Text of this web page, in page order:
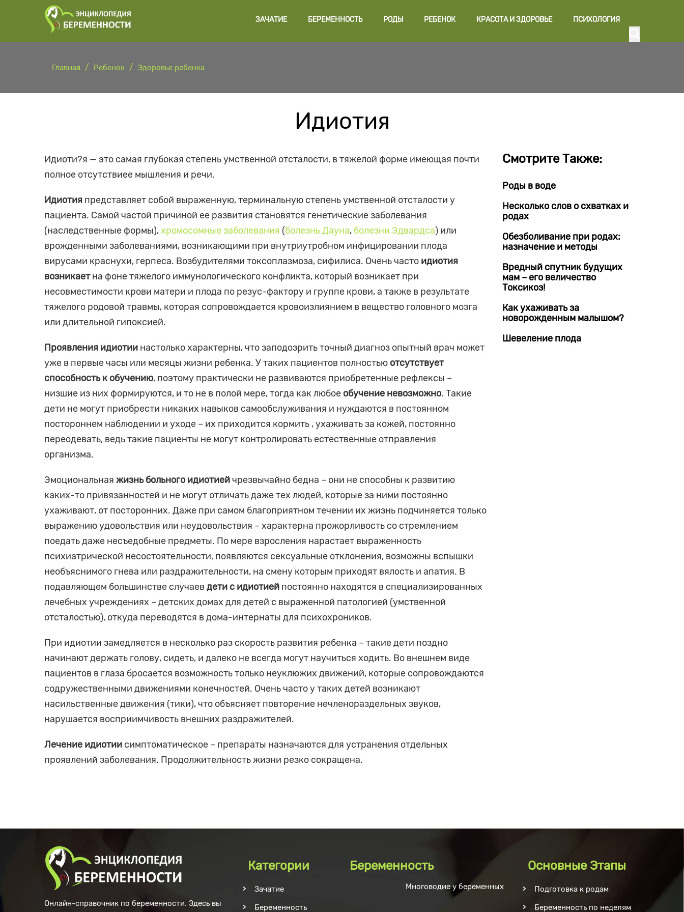
ЗАЧАТИЕ БЕРЕМЕННОСТЬ РОДЫ РЕБЕНОК КРАСОТА И ЗДОРОВЬЕ ПСИХОЛОГИЯ
Главная Ребенок Здоровье ребенка
Идиотия
Идиоти?я — это самая глубокая степень умственной отсталости, в тяжелой форме имеющая почти
полное отсутствиее мышления и речи.
Идиотия представляет собой выраженную, терминальную степень умственной отсталости у
пациента. Самой частой причиной ее развития становятся генетические заболевания
(наследственные формы),хромосомные заболевания (болезнь Дауна, болезни Эдвардса) или
врожденными заболеваниями, возникающими при внутриутробном инфицировании плода
вирусами краснухи, герпеса. Возбудителями токсоплазмоза, сифилиса. Очень часто идиотия
возникаетна фоне тяжелого иммунологического конфликта, который возникает при
несовместимости крови матери и плода по резус-фактору и группе крови, а также в результате
тяжелого родовой травмы, которая сопровождается кровоизлиянием в вещество головного мозга
или длительной гипоксией.
Проявления идиотии настолько характерны, что заподозрить точный диагноз опытный врач может
уже в первые часы или месяцы жизни ребенка. У таких пациентов полностью отсутствует
способность к обучению, поэтому практически не развиваются приобретенные рефлексы –
низшие из них формируются, и то не в полой мере, тогда как любое обучение невозможно. Такие
дети не могут приобрести никаких навыков самообслуживания и нуждаются в постоянном
постороннем наблюдении и уходе – их приходится кормить , ухаживать за кожей, постоянно
переодевать, ведь такие пациенты не могут контролировать естественные отправления
организма.
Эмоциональная жизнь больного идиотиейчрезвычайно бедна – они не способны к развитию
каких-то привязанностей и не могут отличать даже тех людей, которые за ними постоянно
ухаживают, от посторонних. Даже при самом благоприятном течении их жизнь подчиняется только
выражению удовольствия или неудовольствия – характерна прожорливость со стремлением
поедать даже несъедобные предметы. По мере взросления нарастает выраженность
психиатрической несостоятельности, появляются сексуальные отклонения, возможны вспышки
необъяснимого гнева или раздражительности, на смену которым приходят вялость и апатия. В
подавляющем большинстве случаев дети с идиотией постоянно находятся в специализированных
лечебных учреждениях – детских домах для детей с выраженной патологией (умственной
отсталостью), откуда переводятся в дома-интернаты для психохроников.
При идиотии замедляется в несколько раз скорость развития ребенка – такие дети поздно
начинают держать голову, сидеть, и далеко не всегда могут научиться ходить. Во внешнем виде
пациентов в глаза бросается возможность только неуклюжих движений, которые сопровождаются
содружественными движениями конечностей. Очень часто у таких детей возникают
насильственные движения (тики), что объясняет повторение нечленораздельных звуков,
нарушается восприимчивость внешних раздражителей.
Лечение идиотии симптоматическое – препараты назначаются для устранения отдельных
проявлений заболевания. Продолжительность жизни резко сокращена.
Смотрите Также:
Роды в воде
Несколько слов о схватках и
родах
Обезболивание при родах:
назначение и методы
Вредный спутник будущих
мам – его величество
Токсикоз!
Как ухаживать за
новорожденным малышом?
Шевеление плода
Онлайн-справочник по беременности. Здесь вы
Категории
Зачатие
Беременность
Беременность
Многоводие у беременных
Основные Этапы
Подготовка к родам
Беременность по неделям